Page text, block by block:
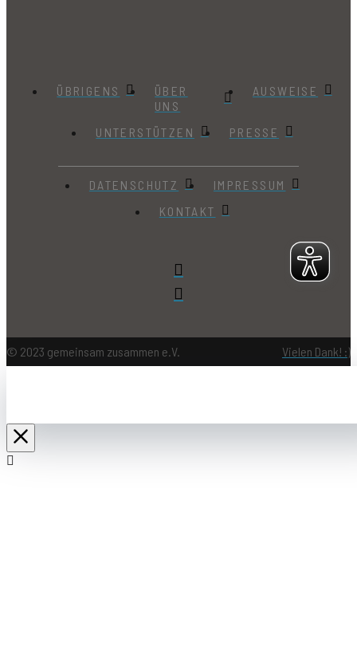
ÜBRIGENS
ÜBER
UNS
AUSWEISE
UNTERSTÜTZEN PRESSE
DATENSCHUTZ
IMPRESSUM
KONTAKT
© 2023 gemeinsam zusammen e.V. Vielen Dank! :)